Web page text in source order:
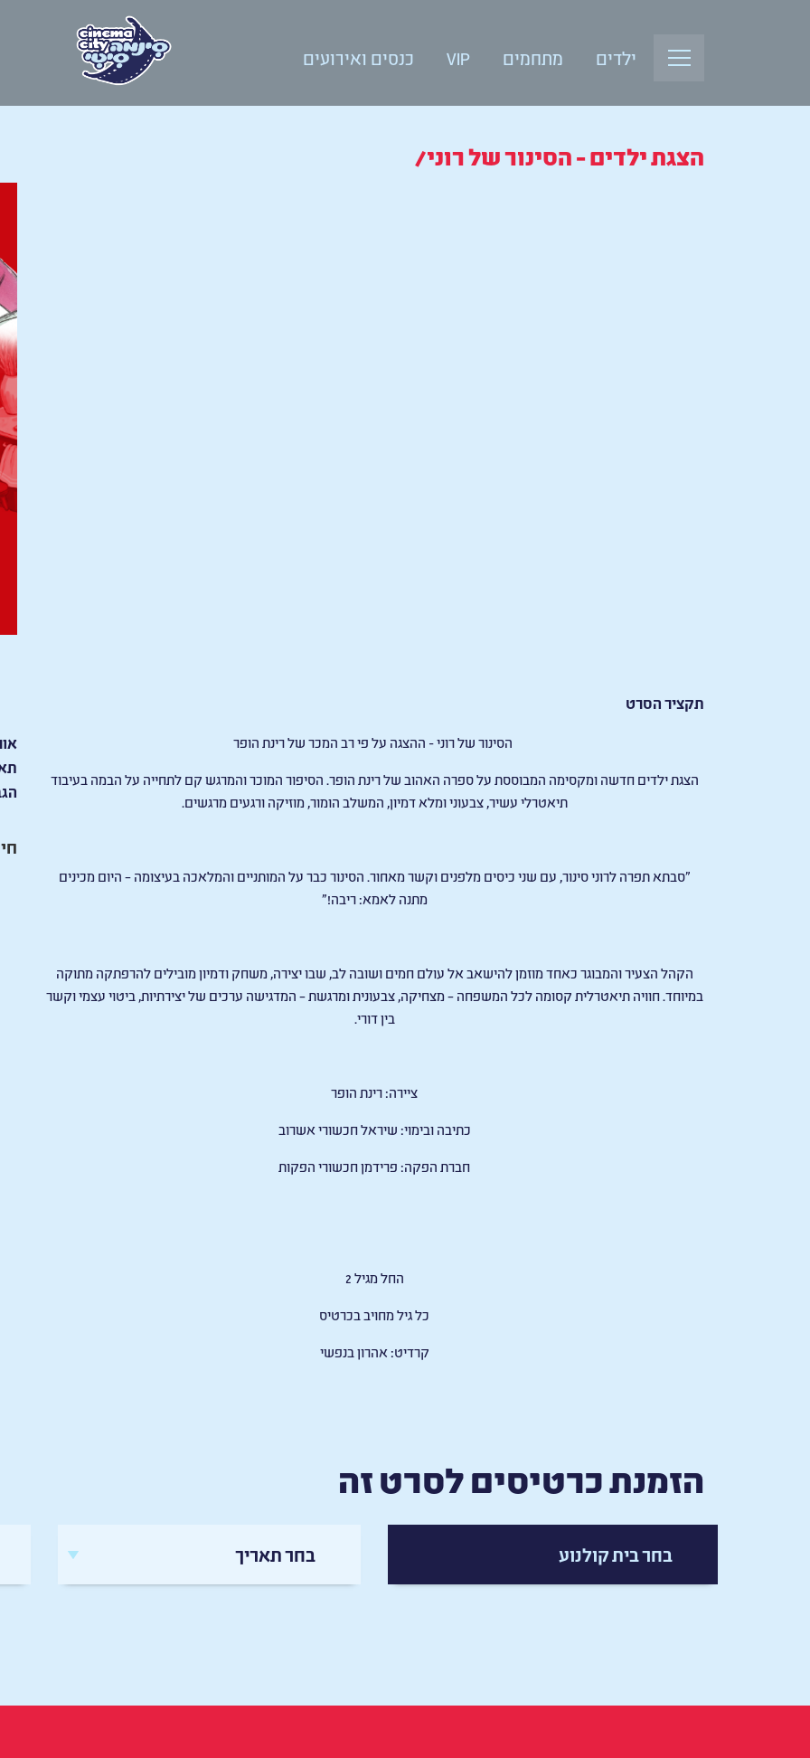
ילדים מתחמים VIP כנסים ואירועים
הצגת ילדים - הסינור של רוני/
תקציר הסרט
הסינור של רוני - ההצגה על פי רב המכר של רינת הופר
הצגת ילדים חדשה ומקסימה המבוססת על ספרה האהוב של רינת הופר. הסיפור המוכר והמרגש קם לתחייה על הבמה בעיבוד
תיאטרלי עשיר, צבעוני ומלא דמיון, המשלב הומור, מוזיקה ורגעים מרגשים.
"סבתא תפרה לרוני סינור, עם שני כיסים מלפנים וקשר מאחור. הסינור כבר על המותניים והמלאכה בעיצומה – היום מכינים
מתנה לאמא: ריבה!"
הקהל הצעיר והמבוגר כאחד מוזמן להישאב אל עולם חמים ושובה לב, שבו יצירה, משחק ודמיון מובילים להרפתקה מתוקה
במיוחד. חוויה תיאטרלית קסומה לכל המשפחה – מצחיקה, צבעונית ומרגשת – המדגישה ערכים של יצירתיות, ביטוי עצמי וקשר
בין דורי.
ציירה: רינת הופר
כתיבה ובימוי: שיראל חכשורי אשרוב
חברת הפקה: פרידמן חכשורי הפקות
החלמגיל
כלגילמחויב בכרטיס
קרדיט:אהרון בנפשי
הזמנת כרטיסים לסרט זה
בחר בית קולנוע בחר תאריך